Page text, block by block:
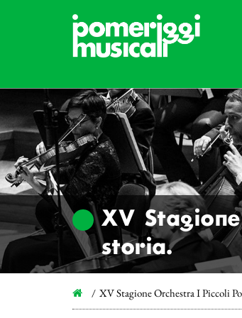
XV
storia.
XV Stagione Orchestra I Piccoli